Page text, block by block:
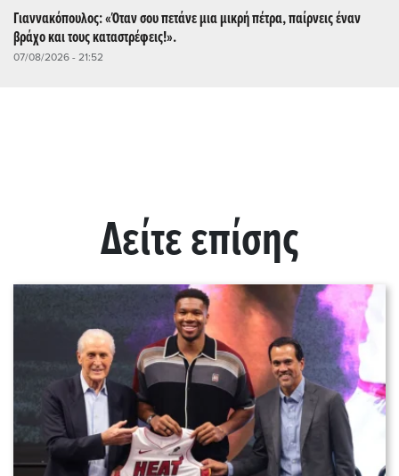
Γιαννακόπουλος: «Όταν σου πετάνε μια μικρή πέτρα, παίρνεις έναν
βράχο και τους καταστρέφεις!».
07/08/2026 - 21:52
Δείτε επίσης